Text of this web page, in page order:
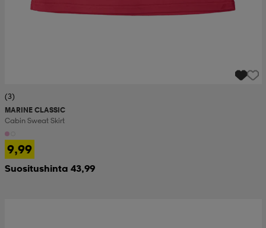
(3)
MARINE CLASSIC
Cabin Sweat Skirt
9,99
Suositushinta 43,99